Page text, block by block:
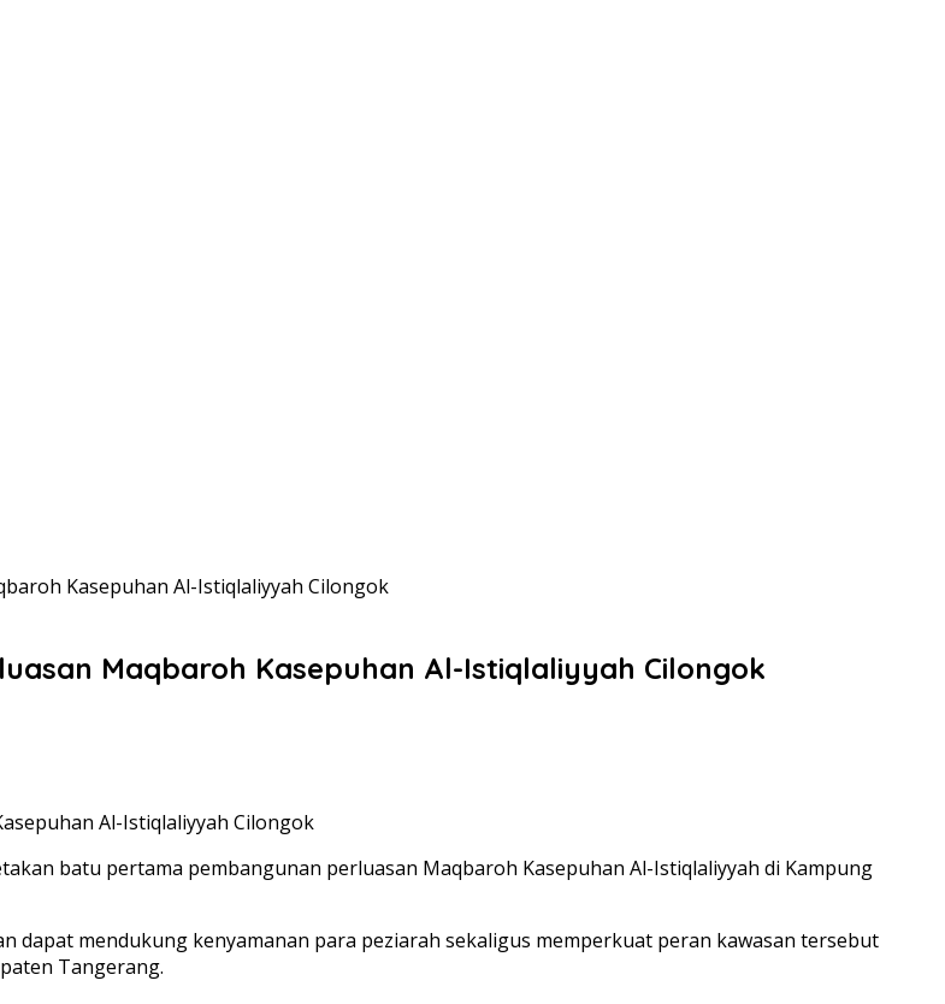
Kasepuhan Al-Istiqlaliyyah Cilongok
Maqbaroh Kasepuhan Al-Istiqlaliyyah Cilongok
batu pertama pembangunan perluasan Maqbaroh Kasepuhan Al-Istiqlaliyyah di Kampung
dapat mendukung kenyamanan para peziarah sekaligus memperkuat peran kawasan tersebut
Tangerang.